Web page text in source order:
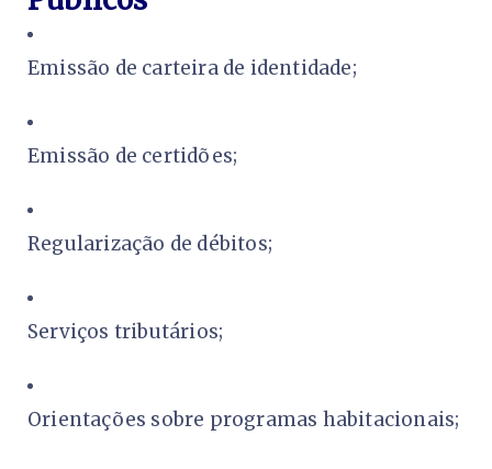
Emissão de carteira de identidade;
Emissão de certidões;
Regularização de débitos;
Serviços tributários;
Orientações sobre programas habitacionais;